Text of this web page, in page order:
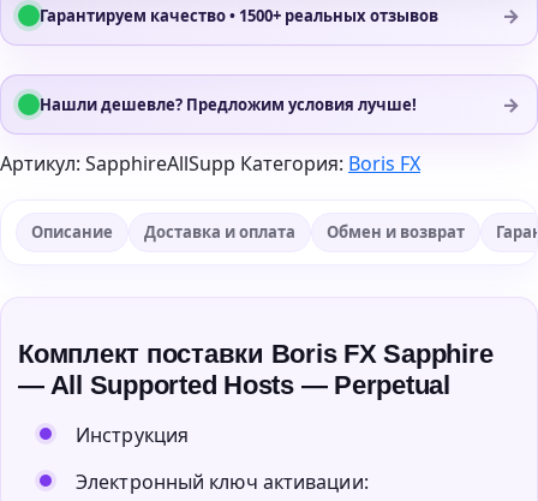
Гарантируем качество • 1500+ реальных отзывов →
Нашли дешевле? Предложим условия лучше! →
Артикул: SapphireAllSupp Категория: Boris FX
Описание Доставка и оплата Обмен и возврат
Комплект поставки Boris FX Sapphire
— All Supported Hosts — Perpetual
Инструкция
Электронный ключ активации: